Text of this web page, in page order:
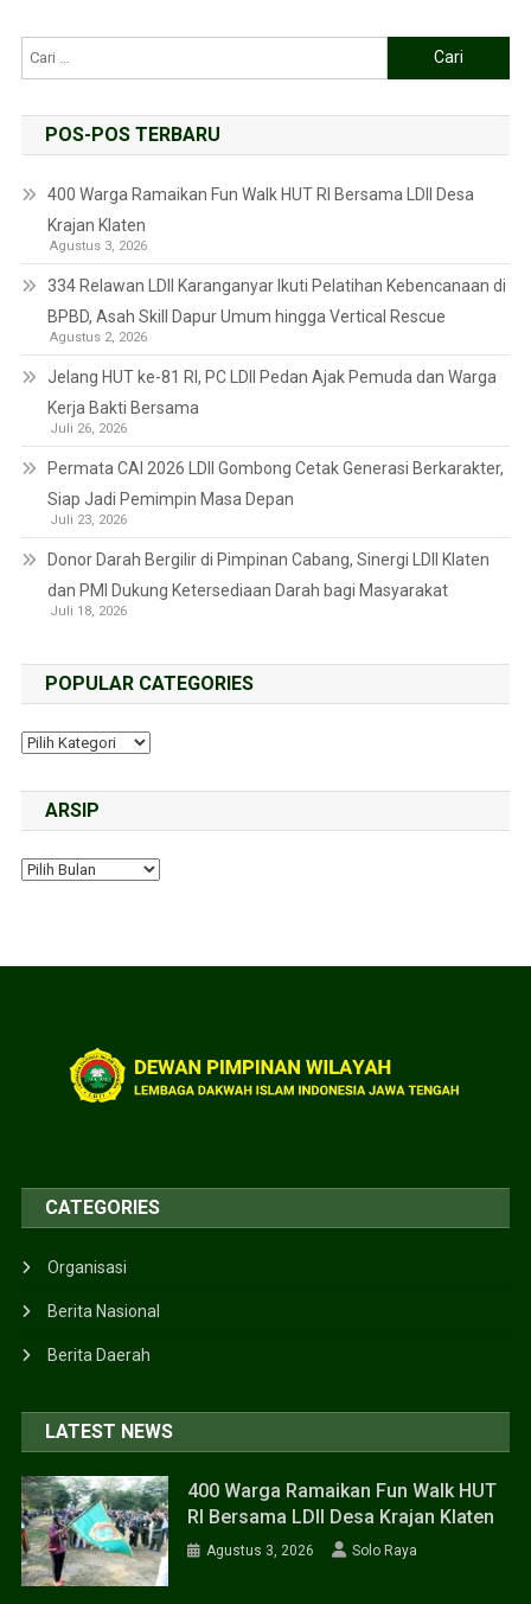
POS-POS TERBARU
400 Warga Ramaikan Fun Walk HUT RI Bersama LDII Desa
Krajan Klaten
Agustus 3, 2026
334 Relawan LDII Karanganyar Ikuti Pelatihan Kebencanaan di
BPBD, Asah Skill Dapur Umum hingga Vertical Rescue
Agustus 2, 2026
Jelang HUT ke-81 RI, PC LDII Pedan Ajak Pemuda dan Warga
Kerja Bakti Bersama
Juli 26, 2026
Permata CAI 2026 LDII Gombong Cetak Generasi Berkarakter,
Siap Jadi Pemimpin Masa Depan
Juli 23, 2026
Donor Darah Bergilir di Pimpinan Cabang, Sinergi LDII Klaten
dan PMI Dukung Ketersediaan Darah bagi Masyarakat
Juli 18, 2026
POPULAR CATEGORIES
ARSIP
CATEGORIES
Organisasi
Berita Nasional
Berita Daerah
LATEST NEWS
400 Warga Ramaikan Fun Walk HUT
RI Bersama LDII Desa Krajan Klaten
Agustus 3, 2026 Solo Raya